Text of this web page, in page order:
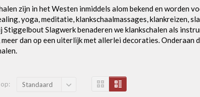
zijn in het Westen inmiddels alom bekend en worden
yoga, meditatie, klankschaalmassages, klankreizen,
Stiggelbout Slagwerk benaderen we klankschalen als
meer dan op een uiterlijk met allerlei decoraties. Onderaan
Standaard